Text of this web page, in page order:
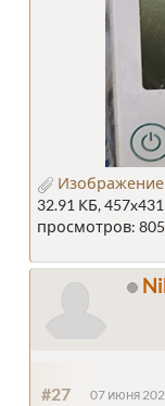
Изображение
32.91 КБ, 457x431
просмотров: 805
#27 07 июня